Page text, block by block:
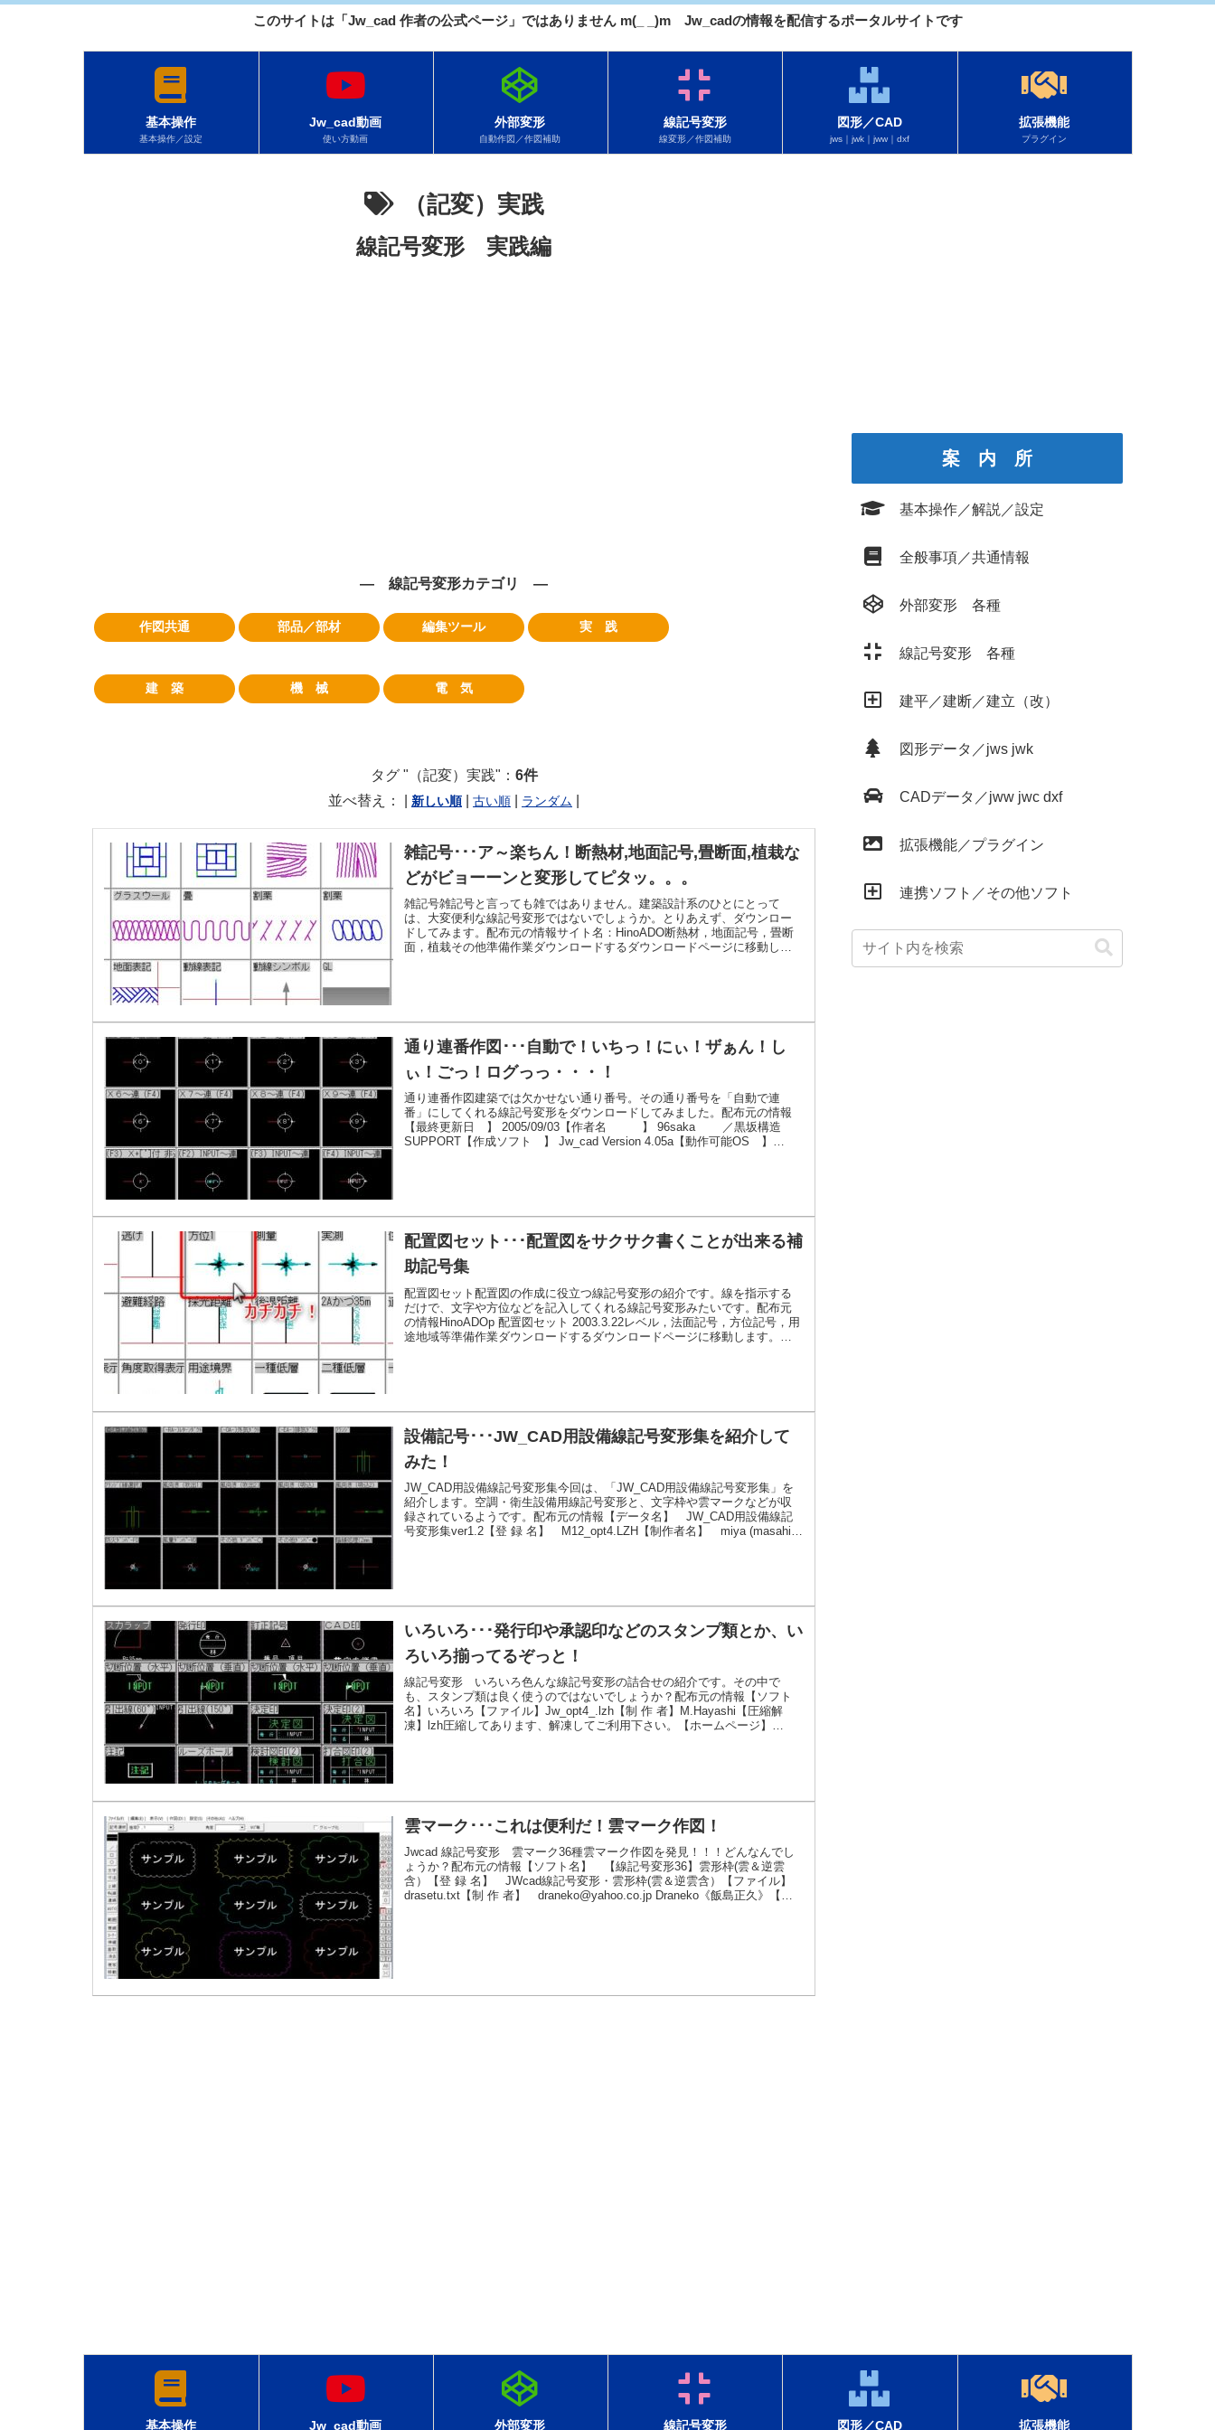
このサイトは「Jw_cad 作者の公式ページ」ではありません m(_ _)m Jw_cadの情報を配信するポータルサイトです
基本操作
基本操作／設定
Jw_cad動画
使い方動画
外部変形
自動作図／作図補助
線記号変形
線変形／作図補助
図形／CAD
jws｜jwk｜jww｜dxf
拡張機能
プラグイン
（記変）実践
線記号変形 実践編
― 線記号変形カテゴリ ―
作図共通 部品／部材 編集ツール 実 践
建 築 機 械 電 気
タグ "（記変）実践"： 6件
並べ替え： |
雑記号･･･ア～楽ちん！断熱材,地面記号,畳断面,植栽な
どがビョーーンと変形してピタッ。。。
雑記号雑記号と言っても雑ではありません。建築設計系のひとにとって
は、大変便利な線記号変形ではないでしょうか。とりあえず、ダウンロー
ドしてみます。配布元の情報サイト名：HinoADO断熱材，地面記号，畳断
面，植栽その他準備作業ダウンロードするダウンロードページに移動しま
わからない方は、こちらをご覧ください。z...続きを読む
通り連番作図･･･自動で！いちっ！にぃ！ザぁん！し
ぃ！ごっ！ログっっ・・・！
通り連番作図建築では欠かせない通り番号。その通り番号を「自動で連
番」にしてくれる線記号変形をダウンロードしてみました。配布元の情報
【最終更新日 】 2005/09/03【作者名 】 96saka ／黒坂構造
SUPPORT【作成ソフト 】 Jw_cad Version 4.05a【動作可能OS 】
配置図セット･･･配置図をサクサク書くことが出来る補
助記号集
配置図セット配置図の作成に役立つ線記号変形の紹介です。線を指示する
だけで、文字や方位などを記入してくれる線記号変形みたいです。配布元
の情報HinoADOp 配置図セット 2003.3.22レベル，法面記号，方位記号，用
途地域等準備作業ダウンロードするダウンロードページに移動します。
凍）方法lzh ファイル...続きを読む
設備記号･･･JW_CAD用設備線記号変形集を紹介して
みた！
JW_CAD用設備線記号変形集今回は、「JW_CAD用設備線記号変形集」を
紹介します。空調・衛生設備用線記号変形と、文字枠や雲マークなどが収
録されているようです。配布元の情報【データ名】 JW_CAD用設備線記
号変形集ver1.2【登 録 名】 M12_opt4.LZH【制作者名】 miya (masahiro
いろいろ･･･発行印や承認印などのスタンプ類とか、い
ろいろ揃ってるぞっと！
線記号変形 いろいろ色んな線記号変形の詰合せの紹介です。その中で
も、スタンプ類は良く使うのではないでしょうか？配布元の情報【ソフト
名】いろいろ【ファイル】Jw_opt4_.lzh【制 作 者】M.Hayashi【圧縮解
凍】lzh圧縮してあります、解凍してご利用下さい。【ホームページ】
い。・・・解説ページ準備作業ダウン...続きを読む
雲マーク･･･これは便利だ！雲マーク作図！
Jwcad 線記号変形 雲マーク36種雲マーク作図を発見！！！どんなんでし
ょうか？配布元の情報【ソフト名】 【線記号変形36】雲形枠(雲＆逆雲
含）【登 録 名】 JWcad線記号変形・雲形枠(雲＆逆雲含）【ファイル】
drasetu.txt【制 作 者】 draneko@yahoo.co.jp Draneko《飯島正久》【対
案 内 所
基本操作／解説／設定
全般事項／共通情報
外部変形 各種
線記号変形 各種
建平／建断／建立（改）
図形データ／jws jwk
CADデータ／jww jwc dxf
拡張機能／プラグイン
連携ソフト／その他ソフト
基本操作 Jw_cad動画 外部変形 線記号変形 図形／CAD 拡張機能